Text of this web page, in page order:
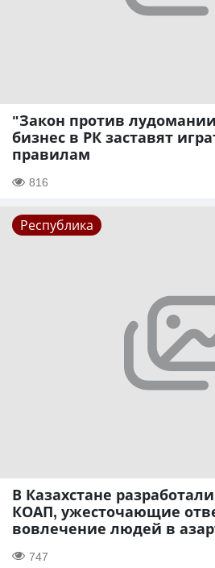
"Закон против
бизнес в РК заставят
правилам
816
Республика
В Казахстане
КОАП, ужесточающие
вовлечение людей в
747